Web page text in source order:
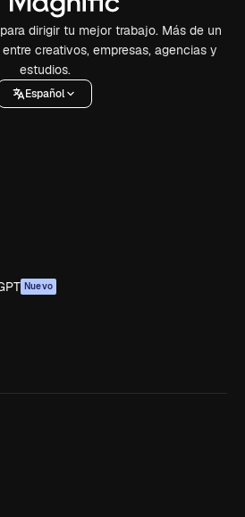
dirigir tu mejor trabajo. Más de un
creativos, empresas, agencias y
estudios.
Español
Nuevo